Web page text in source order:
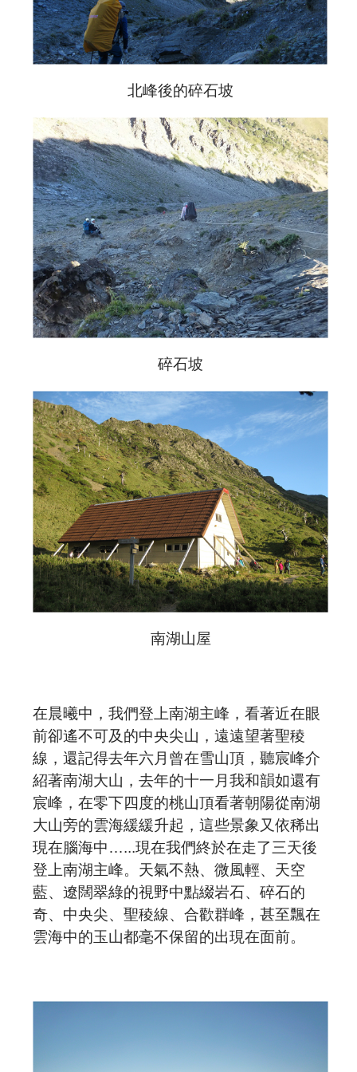
北峰後的碎石坡
碎石坡
南湖山屋
在晨曦中，我們登上南湖主峰，看著近在眼
前卻遙不可及的中央尖山，遠遠望著聖稜
線，還記得去年六月曾在雪山頂，聽宸峰介
紹著南湖大山，去年的十一月我和韻如還有
宸峰，在零下四度的桃山頂看著朝陽從南湖
大山旁的雲海緩緩升起，這些景象又依稀出
現在腦海中…...現在我們終於在走了三天後
登上南湖主峰。天氣不熱、微風輕、天空
藍、遼闊翠綠的視野中點綴岩石、碎石的
奇、中央尖、聖稜線、合歡群峰，甚至飄在
雲海中的玉山都毫不保留的出現在面前。